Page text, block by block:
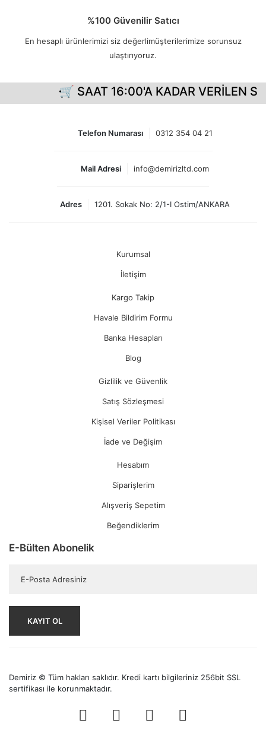
%100 Güvenilir Satıcı
En hesaplı ürünlerimizi siz değerlimüşterilerimize sorunsuz
ulaştırıyoruz.
🛒 SAAT 16:00'A KADAR VERİLEN
Telefon Numarası 0312 354 04 21
Mail Adresi info@demirizltd.com
Adres 1201. Sokak No: 2/1-I Ostim/ANKARA
Kurumsal
İletişim
Kargo Takip
Havale Bildirim Formu
Banka Hesapları
Blog
Gizlilik ve Güvenlik
Satış Sözleşmesi
Kişisel Veriler Politikası
İade ve Değişim
Hesabım
Siparişlerim
Alışveriş Sepetim
Beğendiklerim
E-Bülten Abonelik
KAYIT OL
Demiriz © Tüm hakları saklıdır. Kredi kartı bilgileriniz 256bit SSL
sertifikası ile korunmaktadır.